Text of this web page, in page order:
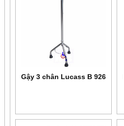
Gậy 3 chân Lucass B 926